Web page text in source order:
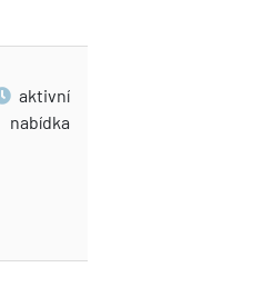
aktivní
nabídka